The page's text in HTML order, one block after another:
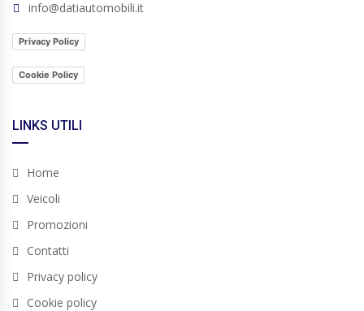
info@datiautomobili.it
Privacy Policy
Cookie Policy
LINKS UTILI
Home
Veicoli
Promozioni
Contatti
Privacy policy
Cookie policy